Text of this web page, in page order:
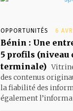
OPPORTUNITÉS 6
Bénin : Une
5 profils (niveau
terminale)
des contenus
la fiabilité des
également